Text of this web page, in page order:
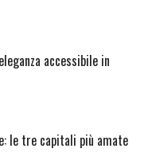
accessibile in
le tre capitali più amate